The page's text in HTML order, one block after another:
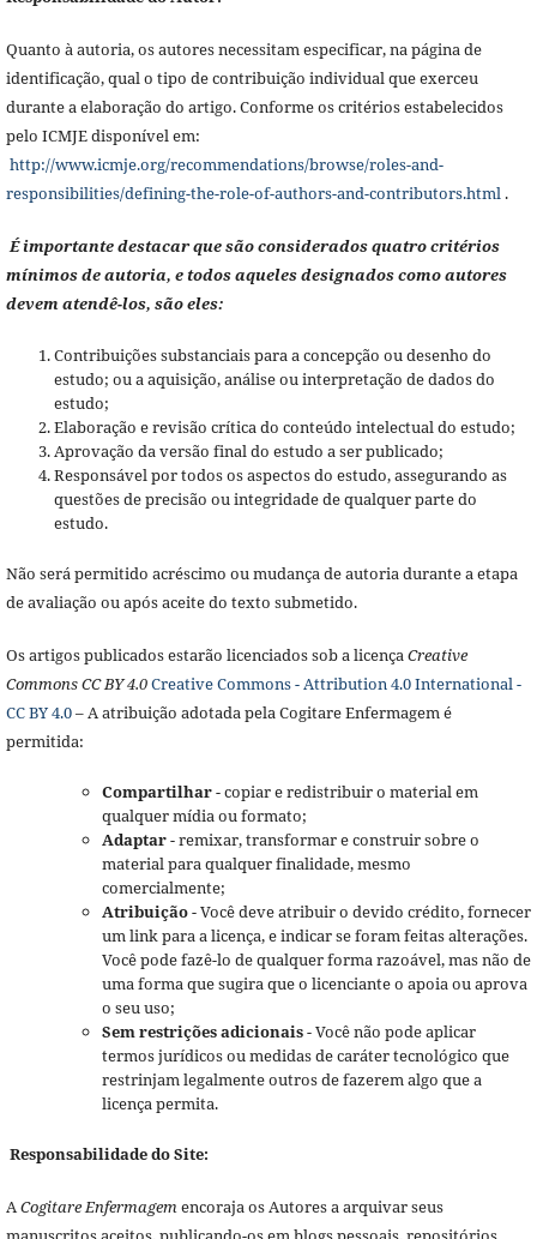
Quanto à autoria, os autores necessitam especificar, na página de
identificação, qual o tipo de contribuição individual que exerceu
durante a elaboração do artigo. Conforme os critérios estabelecidos
pelo ICMJE disponível em:
http://www.icmje.org/recommendations/browse/roles-and-
responsibilities/defining-the-role-of-authors-and-contributors.html.
É importante destacar que são considerados quatro critérios
mínimos de autoria, e todos aqueles designados como autores
devem atendê-los, são eles:
Contribuições substanciais para a concepção ou desenho do
estudo; ou a aquisição, análise ou interpretação de dados do
estudo;
Elaboração e revisão crítica do conteúdo intelectual do estudo;
Aprovação da versão final do estudo a ser publicado;
Responsável por todos os aspectos do estudo, assegurando as
questões de precisão ou integridade de qualquer parte do
estudo.
Não será permitido acréscimo ou mudança de autoria durante a etapa
de avaliação ou após aceite do texto submetido.
Os artigos publicados estarão licenciados sob a licença Creative
Commons CC BY 4.0Creative Commons - Attribution 4.0 International -
CC BY 4.0– A atribuição adotada pela Cogitare Enfermagem é
permitida:
Compartilhar- copiar e redistribuir o material em
qualquer mídia ou formato;
Adaptar- remixar, transformar e construir sobre o
material para qualquer finalidade, mesmo
comercialmente;
Atribuição- Você deve atribuir o devido crédito, fornecer
um link para a licença, e indicar se foram feitas alterações.
Você pode fazê-lo de qualquer forma razoável, mas não de
uma forma que sugira que o licenciante o apoia ou aprova
o seu uso;
Sem restrições adicionais- Você não pode aplicar
termos jurídicos ou medidas de caráter tecnológico que
restrinjam legalmente outros de fazerem algo que a
licença permita.
Responsabilidade do Site:
A Cogitare Enfermagem encoraja os Autores a arquivar seus